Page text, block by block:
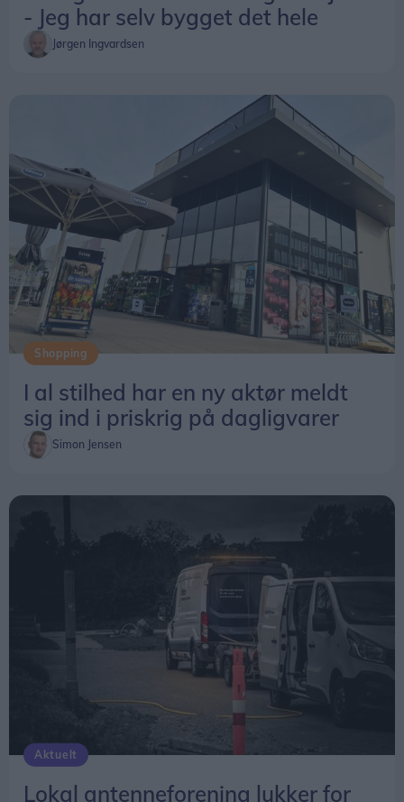
- Jeg har selv bygget det hele
Jørgen Ingvardsen
Shopping
I al stilhed har en ny aktør meldt
sig ind i priskrig på dagligvarer
Simon Jensen
Aktuelt
Lokal antenneforening lukker for